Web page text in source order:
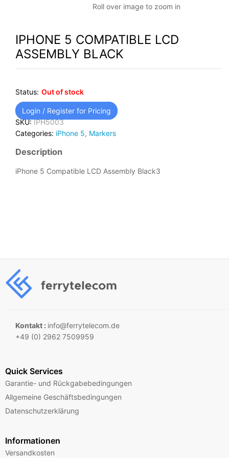
Roll over image to zoom in
IPHONE 5 COMPATIBLE LCD
ASSEMBLY BLACK
Status: Out of stock
Login / Register for Pricing
SKU:IPH5003
Categories: iPhone 5, Markers
Description
iPhone 5 Compatible LCD Assembly Black3
Kontakt : info@ferrytelecom.de
+49 (0) 2962 7509959
Quick Services
Garantie- und Rückgabebedingungen
Allgemeine Geschäftsbedingungen
Datenschutzerklärung
Informationen
Versandkosten